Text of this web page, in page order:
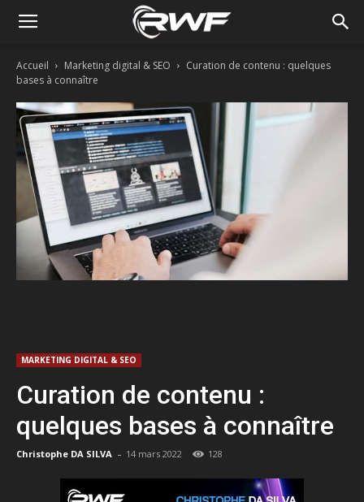
Accueil Marketing digital & SEO
Curation de contenu : quelques
bases à connaître
MARKETING DIGITAL & SEO
Curation de contenu :
quelques bases à connaître
Christophe DA SILVA - 14 mars 2022 128